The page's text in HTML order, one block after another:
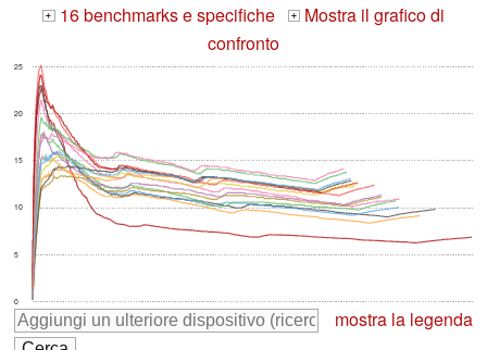
+ 16 benchmarks e specifiche +
Mostra il grafico di
confronto
0
5
10
15
20
25
mostra la legenda